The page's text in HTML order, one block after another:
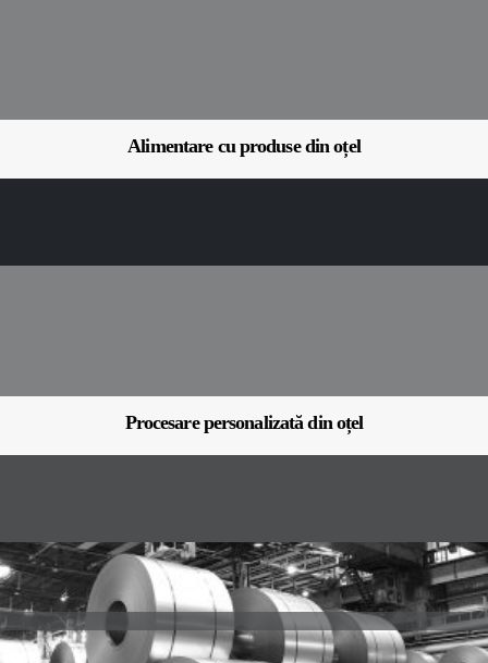
Alimentare cu produse din oțel
Procesare personalizată din oțel